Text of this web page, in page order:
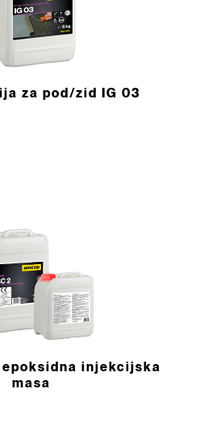
za pod/zid IG 03
epoksidna injekcijska
masa